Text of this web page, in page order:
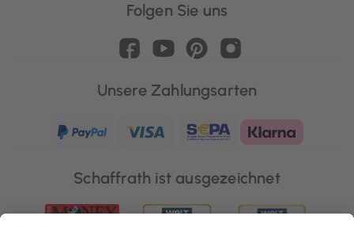
Folgen Sie uns
Unsere Zahlungsarten
Schaffrath ist ausgezeichnet